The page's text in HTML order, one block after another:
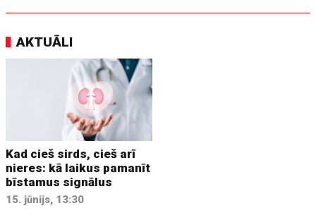
AKTUĀLI
Kad cieš sirds, cieš arī
nieres: kā laikus pamanīt
bīstamus signālus
15. jūnijs, 13:30